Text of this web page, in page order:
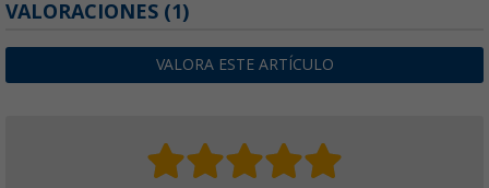
VALORACIONES (1)
VALORA ESTE ARTÍCULO